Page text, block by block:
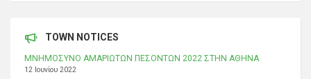
TOWN NOTICES
ΜΝΗΜΟΣΥΝΟ ΑΜΑΡΙΩΤΩΝ ΠΕΣΟΝΤΩΝ 2022 ΣΤΗΝ ΑΘΗΝΑ
12 Ιουνίου 2022